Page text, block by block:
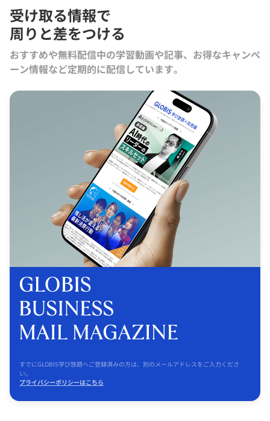
受け取る情報で
周りと差をつける
おすすめや無料配信中の学習動画や記事、お得なキャンペ
ーン情報など定期的に配信しています。
すでにGLOBIS学び放題へご登録済みの方は、別のメールアドレスをご入力くださ
い。
プライバシーポリシーはこちら